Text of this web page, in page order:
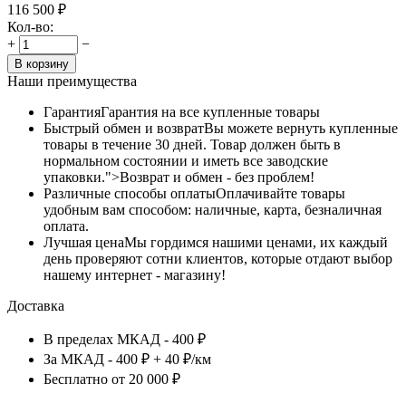
116 500 ₽
Кол-во:
+
−
В корзину
Наши преимущества
ГарантияГарантия на все купленные товары
Быстрый обмен и возвратВы можете вернуть купленные
товары в течение 30 дней. Товар должен быть в
нормальном состоянии и иметь все заводские
упаковки.">Возврат и обмен - без проблем!
Различные способы оплатыОплачивайте товары
удобным вам способом: наличные, карта, безналичная
оплата.
Лучшая ценаМы гордимся нашими ценами, их каждый
день проверяют сотни клиентов, которые отдают выбор
нашему интернет - магазину!
Доставка
В пределах МКАД - 400 ₽
За МКАД - 400 ₽ + 40 ₽/км
Бесплатно от 20 000 ₽